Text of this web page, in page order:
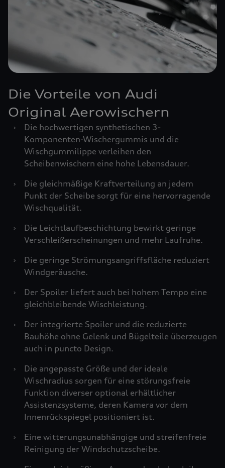
Die Vorteile von Audi
Original Aerowischern
›
Die hochwertigen synthetischen 3-
Komponenten-Wischergummis und die
Wischgummilippe verleihen den
Scheibenwischern eine hohe Lebensdauer.
›
Die gleichmäßige Kraftverteilung an jedem
Punkt der Scheibe sorgt für eine hervorragende
Wischqualität.
›
Die Leichtlaufbeschichtung bewirkt geringe
Verschleißerscheinungen und mehr Laufruhe.
›
Die geringe Strömungsangriffsfläche reduziert
Windgeräusche.
›
Der Spoiler liefert auch bei hohem Tempo eine
gleichbleibende Wischleistung.
›
Der integrierte Spoiler und die reduzierte
Bauhöhe ohne Gelenk und Bügelteile überzeugen
auch in puncto Design.
›
Die angepasste Größe und der ideale
Wischradius sorgen für eine störungsfreie
Funktion diverser optional erhältlicher
Assistenzsysteme, deren Kamera vor dem
Innenrückspiegel positioniert ist.
›
Eine witterungsunabhängige und streifenfreie
Reinigung der Windschutzscheibe.